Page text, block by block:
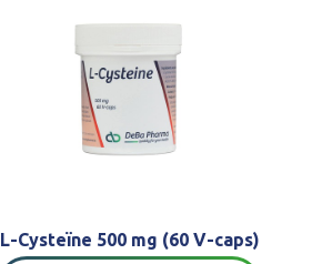
L-Cysteïne 500 mg (60 V-caps)